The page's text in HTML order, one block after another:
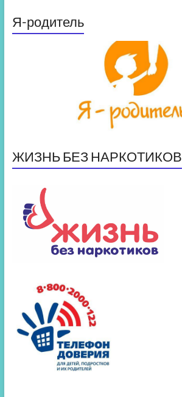
Я-родитель
ЖИЗНЬ БЕЗ НАРКОТИКОВ